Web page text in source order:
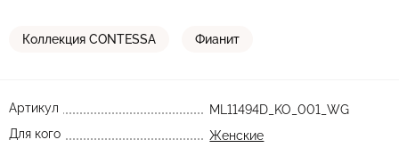
Коллекция CONTESSA Фианит
Артикул
ML11494D_KO_001_WG
Для кого
Женские